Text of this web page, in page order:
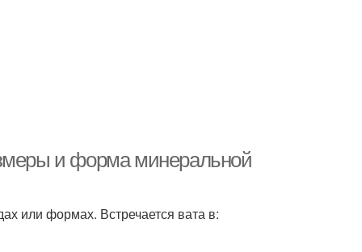
и форма минеральной
или формах. Встречается вата в: